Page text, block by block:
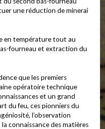
une réduction de minerai
en température tout au
fourneau et extraction du
que les premiers
opératoire technique
et un grand
du feu, ces pionniers du
l’observation
la connaissance des matières